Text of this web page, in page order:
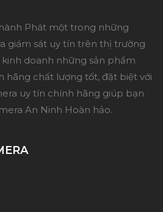
Phát một trong những
giám sát uy tín trên thị trường
kinh doanh những sản phẩm
hãng chất lượng tốt, đặt biệt với
uy tín chính hãng giúp bạn
An Ninh Hoàn hảo.